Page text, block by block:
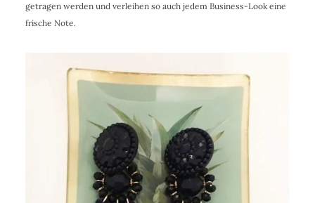
getragen werden und verleihen so auch jedem Business-Look eine
frische Note.